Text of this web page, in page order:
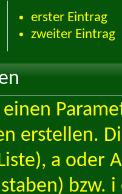
erster Eintrag
zweiter Eintrag
erstellen.
a oder
bzw.